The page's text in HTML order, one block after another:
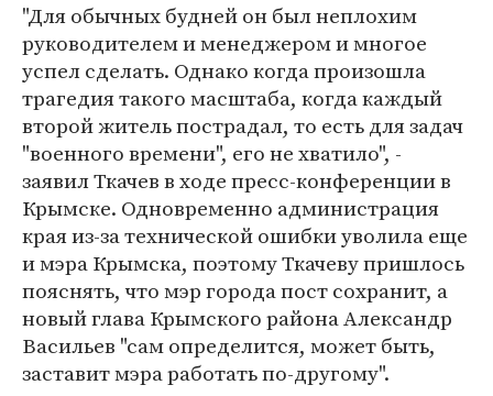
"Для обычных будней он был неплохим
руководителем и менеджером и многое
успел сделать. Однако когда произошла
трагедия такого масштаба, когда каждый
второй житель пострадал, то есть для задач
"военного времени", его не хватило", -
заявил Ткачев в ходе пресс-конференции в
Крымске. Одновременно администрация
края из-за технической ошибки уволила еще
и мэра Крымска, поэтому Ткачеву пришлось
пояснять, что мэр города пост сохранит, а
новый глава Крымского района Александр
Васильев "сам определится, может быть,
заставит мэра работать по-другому".